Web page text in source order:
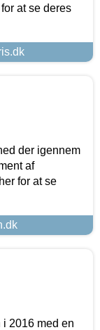
at se deres
der igennem
af
for at se
i 2016 med en